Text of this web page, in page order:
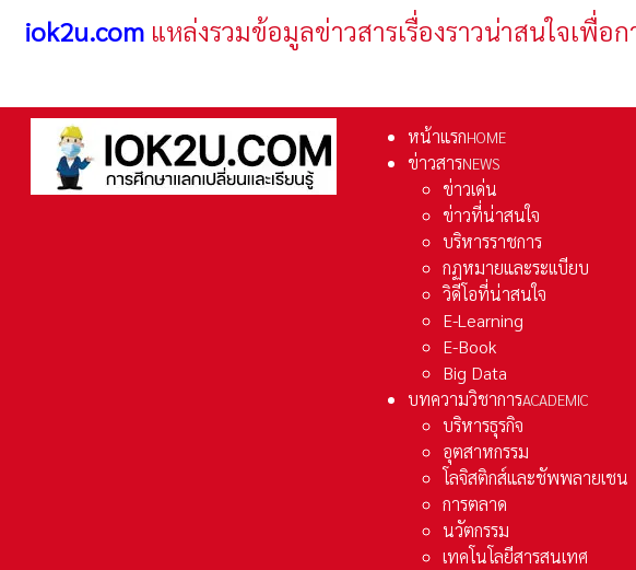
iok2u.com แหล่งรวมข้อมูลข่าวสารเรื่องราวน่าสนใจเพื่อ
หน้าแรกHOME
ข่าวสารNEWS
ข่าวเด่น
ข่าวที่น่าสนใจ
บริหารราชการ
กฏหมายและระเเบียบ
วิดีโอที่น่าสนใจ
E-Learning
E-Book
Big Data
บทความวิชาการACADEMIC
บริหารธุรกิจ
อุตสาหกรรม
โลจิสติกส์และชัพพลายเชน
การตลาด
นวัตกรรม
เทคโนโลยีสารสนเทศ